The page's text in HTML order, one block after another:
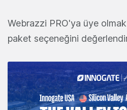
Webrazzi PRO'ya üye
paket seçeneğini